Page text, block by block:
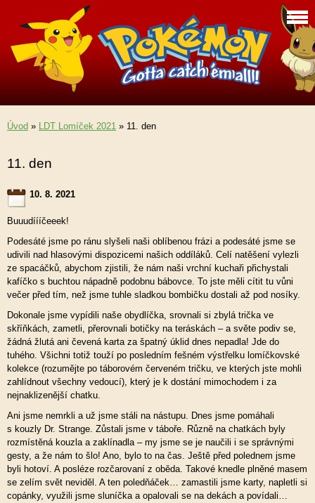
Úvod » LDT Lomíček 2021 » 11. den
11. den
10. 8. 2021
Buuudíííčeeek!
Podesáté jsme po ránu slyšeli naši oblíbenou frázi a podesáté jsme se
udivili nad hlasovými dispozicemi našich oddíláků. Celí natěšení vylezli
ze spacáčků, abychom zjistili, že nám naši vrchní kuchaři přichystali
kafíčko s buchtou nápadně podobnu bábovce. To jste měli cítit tu vůni
večer před tím, než jsme tuhle sladkou bombičku dostali až pod nosíky.
Dokonale jsme vypídili naše obydlíčka, srovnali si zbylá trička ve
skříňkách, zametli, přerovnali botičky na teráskách – a světe podiv se,
žádná žlutá ani čevená karta za špatný úklid dnes nepadla! Jde do
tuhého. Všichni totiž touží po posledním fešném výstřelku lomíčkovské
kolekce (rozumějte po táborovém červeném tričku, ve kterých jste mohli
zahlídnout všechny vedoucí), který je k dostání mimochodem i za
nejnaklizenější chatku.
Ani jsme nemrkli a už jsme stáli na nástupu. Dnes jsme pomáhali
s kouzly Dr. Strange. Zůstali jsme v táboře. Různě na chatkách byly
rozmístěná kouzla a zaklínadla – my jsme se je naučili i se správnými
gesty, a že nám to šlo! Ano, bylo to na čas. Ještě před polednem jsme
byli hotoví. A posléze rozčarovaní z oběda. Takové knedle plněné masem
se zelím svět neviděl. A ten poledňáček… zamastili jsme karty, napletli si
copánky, využili jsme sluníčka a opalovali se na dekách a povídali…